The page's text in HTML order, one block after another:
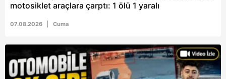
motosiklet araçlara çarptı: 1 ölü 1 yaralı
07.08.2026 Cuma